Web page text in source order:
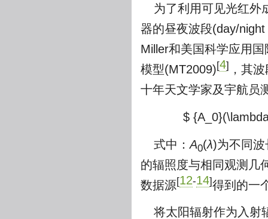
为了利用可见光红外
器的昼夜波段(day/
Miller和美国科学应用
模型(MT2009)[4]
，其
十年天文学家及宇航员
$
式中：A0(λ)为不同波
的辐照度与相同观测几
数据源[12-14]得到的一
将太阳辐射作为入射